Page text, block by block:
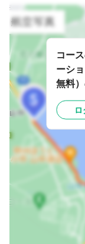
コー
ーシ
無料
ロ